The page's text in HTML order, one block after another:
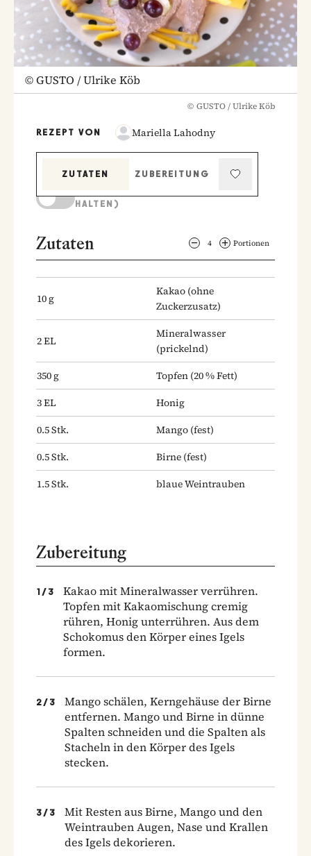
©GUSTO / Ulrike Köb
© GUSTO / Ulrike Köb
REZEPT VON Mariella Lahodny
ZUTATEN
ZUBEREITUNG
HALTEN)
Zutaten 4 Portionen
10g
Kakao (ohne
Zuckerzusatz)
2EL
Mineralwasser
(prickelnd)
350g Topfen (20 % Fett)
3EL
Honig
0.5Stk. Mango (fest)
0.5Stk. Birne (fest)
1.5Stk. blaue Weintrauben
Zubereitung
1 / 3
Kakao mit Mineralwasser verrühren.
Topfen mit Kakaomischung cremig
rühren, Honig unterrühren. Aus dem
Schokomus den Körper eines Igels
formen.
2 / 3
Mango schälen, Kerngehäuse der Birne
entfernen. Mango und Birne in dünne
Spalten schneiden und die Spalten als
Stacheln in den Körper des Igels
stecken.
3 / 3
Mit Resten aus Birne, Mango und den
Weintrauben Augen, Nase und Krallen
des Igels dekorieren.